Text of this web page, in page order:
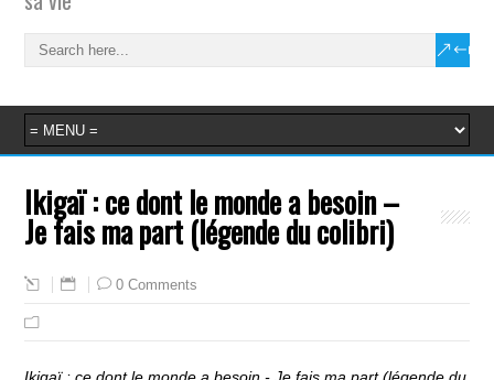
Ikigaï : ce dont le monde a besoin –
Je fais ma part (légende du colibri)
0 Comments